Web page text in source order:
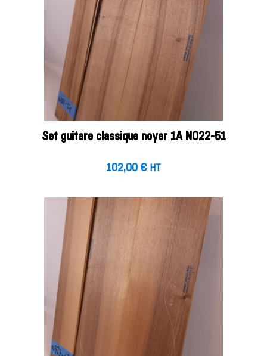
Set guitare classique noyer 1A NO22-51
102,00 € HT